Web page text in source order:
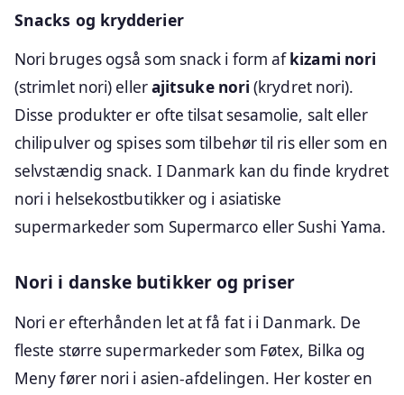
Snacks og krydderier
Nori bruges også som snack i form afkizami nori
(strimlet nori) ellerajitsuke nori (krydret nori).
Disse produkter er ofte tilsat sesamolie, salt eller
chilipulver og spises som tilbehør til ris eller som en
selvstændig snack. I Danmark kan du finde krydret
nori i helsekostbutikker og i asiatiske
supermarkeder som Supermarco eller Sushi Yama.
Nori i danske butikker og priser
Nori er efterhånden let at få fat i i Danmark. De
fleste større supermarkeder som Føtex, Bilka og
Meny fører nori i asien-afdelingen. Her koster en